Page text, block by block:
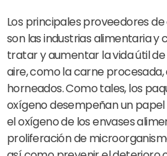
Los principales proveedores
son las industrias alimentaria y
tratar y aumentar la vida útil
aire, como la carne
horneados. Como tales, los
oxígeno desempeñan un
el oxígeno de los envases
proliferación de